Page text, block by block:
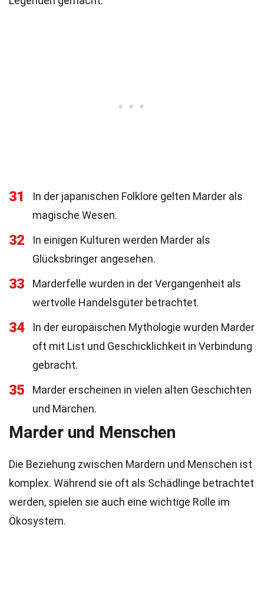
31
In der japanischen Folklore gelten Marder als
magische Wesen.
32
In einigen Kulturen werden Marder als
Glücksbringer angesehen.
33
Marderfelle wurden in der Vergangenheit als
wertvolle Handelsgüter betrachtet.
34
In der europäischen Mythologie wurden Marder
oft mit List und Geschicklichkeit in Verbindung
gebracht.
35
Marder erscheinen in vielen alten Geschichten
und Märchen.
Marder und Menschen
Die Beziehung zwischen Mardern und Menschen ist
komplex. Während sie oft als Schädlinge betrachtet
werden, spielen sie auch eine wichtige Rolle im
Ökosystem.